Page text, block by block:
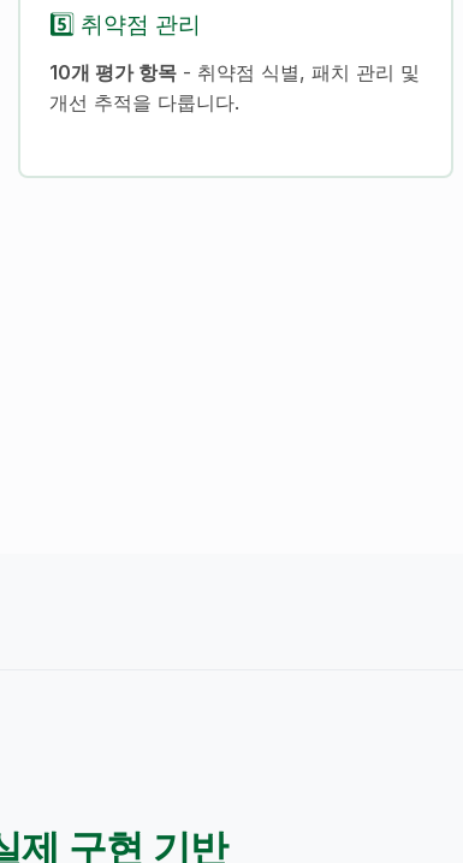
5️⃣ 취약점 관리
10개 평가 항목 - 취약점 식별, 패치 관리 및
개선 추적을 다룹니다.
제 구현 기반